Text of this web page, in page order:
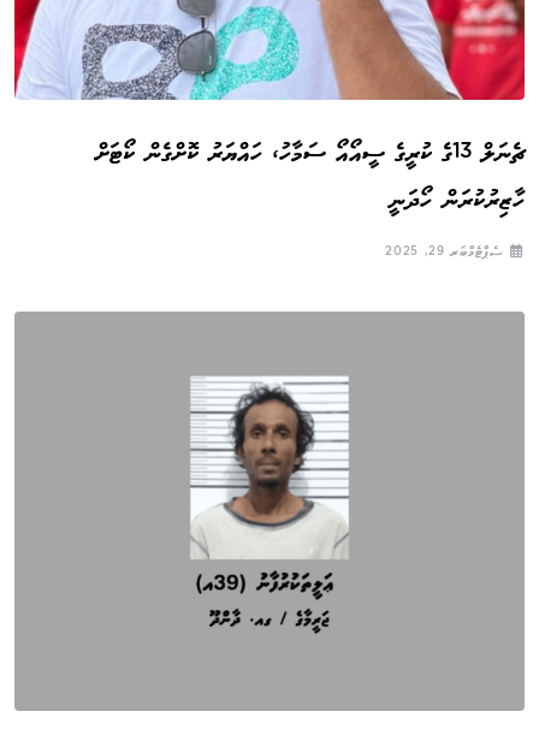
ޗެނަލް 13ގެ ކުރީގެ ސީއޯއޯ ސަމާހު، ހައްޔަރު ކޮށްގެން ކޯޓަށް
ހާޒިރުކުރަން ހޯދަނީ
ސެޕްޓެމްބަރ 29, 2025